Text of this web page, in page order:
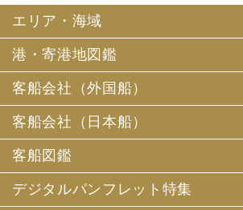
エリア・海域
港・寄港地図鑑
客船会社（外国船）
客船会社（日本船）
客船図鑑
デジタルパンフレット特集